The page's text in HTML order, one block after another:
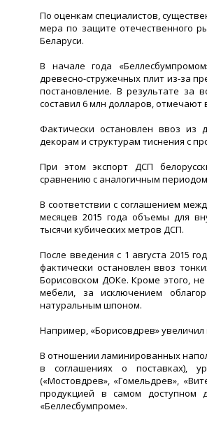
По оценкам специалистов,
мера по защите отечественного
Беларуси.
В начале года
древесно-стружечных плит из-за
постановление. В результате за
составил 6 млн долларов, отмечают
Фактически остановлен ввоз из
декорам и структурам тиснения с
При этом экспорт ДСП
сравнению с аналогичным периодом
В соответствии с соглашением
месяцев 2015 года объемы для
тысячи кубических метров ДСП.
После введения с 1 августа 2015
фактически остановлен ввоз
Борисовском ДОКе. Кроме этого,
мебели, за исключением
натуральным шпоном.
Например, «Борисовдрев»
В отношении ламинированных
в соглашениях о поставках),
(«Мостовдрев», «Гомельдрев»,
продукцией в самом доступном
«Беллесбумпроме».